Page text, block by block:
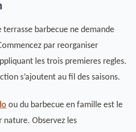
terrasse barbecue ne demande
par reorganiser
les trois premieres regles.
s’ajoutent au fil des saisons.
ou du barbecue en famille est le
Observez les